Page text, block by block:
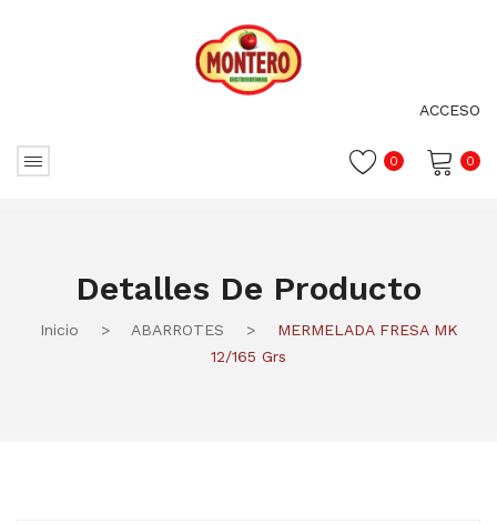
ACCESO
0
0
Detalles De Producto
Inicio > ABARROTES >
MERMELADA FRESA MK
12/165 Grs